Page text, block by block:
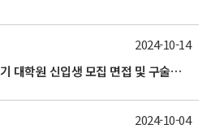
기계공학부 2025학년도 전기 대학원 신입생 모집 면접 및 구술고사 안내(10/18)
2024-10-14
2024-10-04